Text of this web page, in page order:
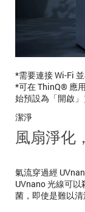
*需要連接 Wi-Fi
*可在 ThinQ® 應
始預設為「開啟」
潔淨
風扇淨化
氣流穿過經
UVnano 光線可
菌，即使是難以清